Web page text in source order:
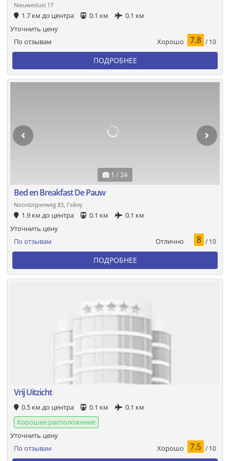
Nieuwesluis 17
1.7 км до центра 0.1 км 0.1 км
По отзывам Хорошо 7.8 / 10
Уточнить цену
ПОДРОБНЕЕ
1 / 24
Bed en Breakfast De Pauw
Noordzijperweg 83, Гейлу
1.9 км до центра 0.1 км 0.1 км
По отзывам Отлично 8 / 10
Уточнить цену
ПОДРОБНЕЕ
Vrij Uitzicht
0.5 км до центра 0.1 км
0.1 км
Хорошее расположение
По отзывам Хорошо 7.5 / 10
Уточнить цену